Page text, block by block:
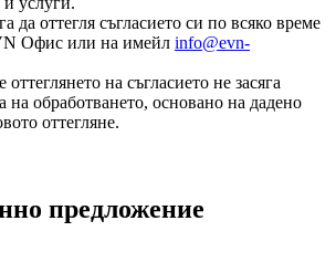
да оттегля съгласието си по всяко време
Офис или на имейл info@evn-
на съгласието не засяга
на обработването, основано на дадено
оттегляне.
предложение